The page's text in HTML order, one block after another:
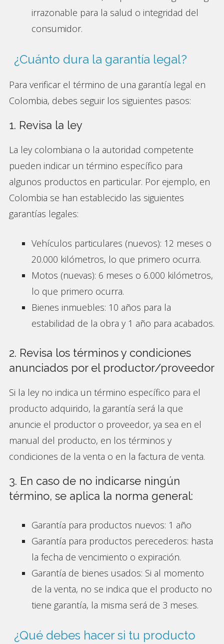
irrazonable para la salud o integridad del
consumidor.
¿Cuánto dura la garantía legal?
Para verificar el término de una garantía legal en
Colombia, debes seguir los siguientes pasos:
1. Revisa la ley
La ley colombiana o la autoridad competente
pueden indicar un término específico para
algunos productos en particular. Por ejemplo, en
Colombia se han establecido las siguientes
garantías legales:
Vehículos particulares (nuevos): 12 meses o
20.000 kilómetros, lo que primero ocurra.
Motos (nuevas): 6 meses o 6.000 kilómetros,
lo que primero ocurra.
Bienes inmuebles: 10 años para la
estabilidad de la obra y 1 año para acabados.
2. Revisa los términos y condiciones
anunciados por el productor/proveedor
Si la ley no indica un término específico para el
producto adquirido, la garantía será la que
anuncie el productor o proveedor, ya sea en el
manual del producto, en los términos y
condiciones de la venta o en la factura de venta.
3. En caso de no indicarse ningún
término, se aplica la norma general:
Garantía para productos nuevos: 1 año
Garantía para productos perecederos: hasta
la fecha de vencimiento o expiración.
Garantía de bienes usados: Si al momento
de la venta, no se indica que el producto no
tiene garantía, la misma será de 3 meses.
¿Qué debes hacer si tu producto